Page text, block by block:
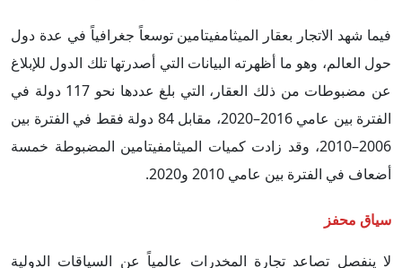
فيما شهد الاتجار بعقار الميثامفيتامين توسعاً جغرافياً في عدة دول
حول العالم، وهو ما أظهرته البيانات التي أصدرتها تلك الدول للإبلاغ
عن مضبوطات من ذلك العقار، التي بلغ عددها نحو 117 دولة في
الفترة بين عامي 2016–2020، مقابل 84 دولة فقط في الفترة بين
2006–2010، وقد زادت كميات الميثامفيتامين المضبوطة خمسة
أضعاف في الفترة بين عامي 2010 و2020.
سياق محفز
لا ينفصل تصاعد تجارة المخدرات عالمياً عن السياقات الدولية